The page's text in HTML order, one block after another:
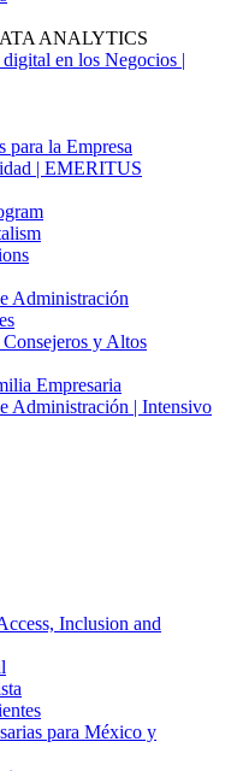
ANALYTICS
en los Negocios |
para la Empresa
| EMERITUS
Administración
y Altos
Empresaria
Administración | Intensivo
Inclusion and
para México y